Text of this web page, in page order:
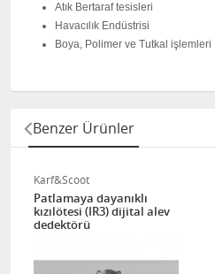
Atık Bertaraf tesisleri
Havacılık Endüstrisi
Boya, Polimer ve Tutkal işlemleri
Benzer Ürünler
Karf&Scoot
Patlamaya dayanıklı
kızılötesi (IR3) dijital alev
dedektörü